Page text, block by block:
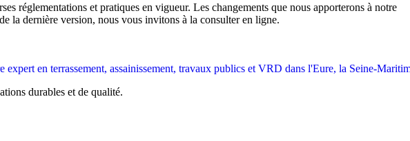
réglementations et pratiques en vigueur. Les changements que nous apporterons à notre
la dernière version, nous vous invitons à la consulter en ligne.
durables et de qualité.